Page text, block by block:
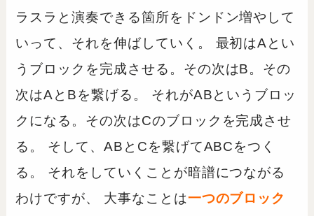
ラスラと演奏できる箇所をドンドン増やして
いって、それを伸ばしていく。 最初はAとい
うブロックを完成させる。その次はB。その
次はAとBを繋げる。 それがABというブロッ
クになる。その次はCのブロックを完成させ
る。 そして、ABとCを繋げてABCをつく
る。 それをしていくことが暗譜につながる
わけですが、 大事なことは一つのブロック